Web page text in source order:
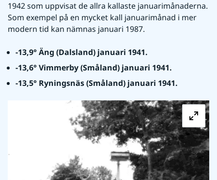
1942 som uppvisat de allra kallaste januarimånaderna.
Som exempel på en mycket kall januarimånad i mer
modern tid kan nämnas januari 1987.
-13,9° Äng (Dalsland) januari 1941.
-13,6° Vimmerby (Småland) januari 1941.
-13,5° Ryningsnäs (Småland) januari 1941.